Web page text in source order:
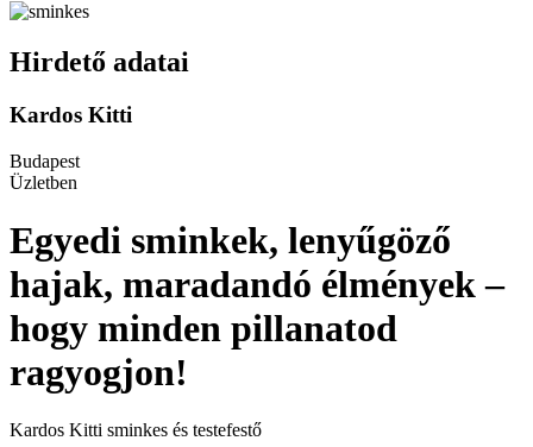
Hirdető adatai
Kardos Kitti
Budapest
Üzletben
Egyedi sminkek, lenyűgöző
hajak, maradandó élmények –
hogy minden pillanatod
ragyogjon!
Kardos Kitti sminkes és testefestő